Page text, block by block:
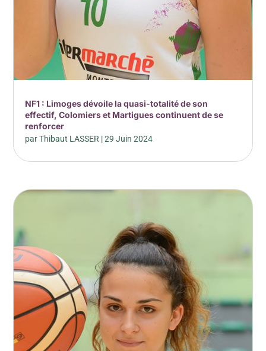
NF1 : Limoges dévoile la quasi-totalité de son
effectif, Colomiers et Martigues continuent de se
renforcer
parThibaut LASSER |29 Juin 2024